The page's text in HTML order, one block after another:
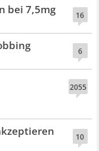
16
bei 7,5mg
6
2055
10